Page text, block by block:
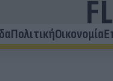
ΠολιτικήΟικονομία